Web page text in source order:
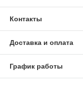
Контакты
Доставка и оплата
График работы